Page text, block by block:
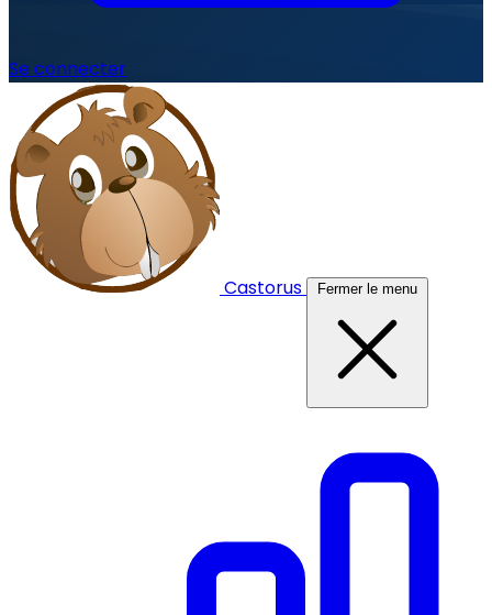
Se connecter
Castorus Fermer le menu